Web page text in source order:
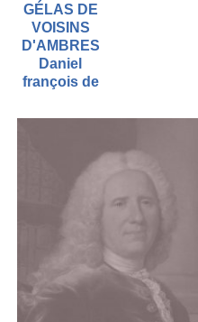
GÉLAS DE
VOISINS
D'AMBRES
Daniel
françois de